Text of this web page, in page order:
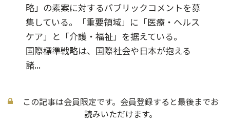
略」の素案に対するパブリックコメントを募
集している。「重要領域」に「医療・ヘルス
ケア」と「介護・福祉」を据えている。
国際標準戦略は、国際社会や日本が抱える
諸...
この記事は会員限定です。会員登録すると最後までお
読みいただけます。